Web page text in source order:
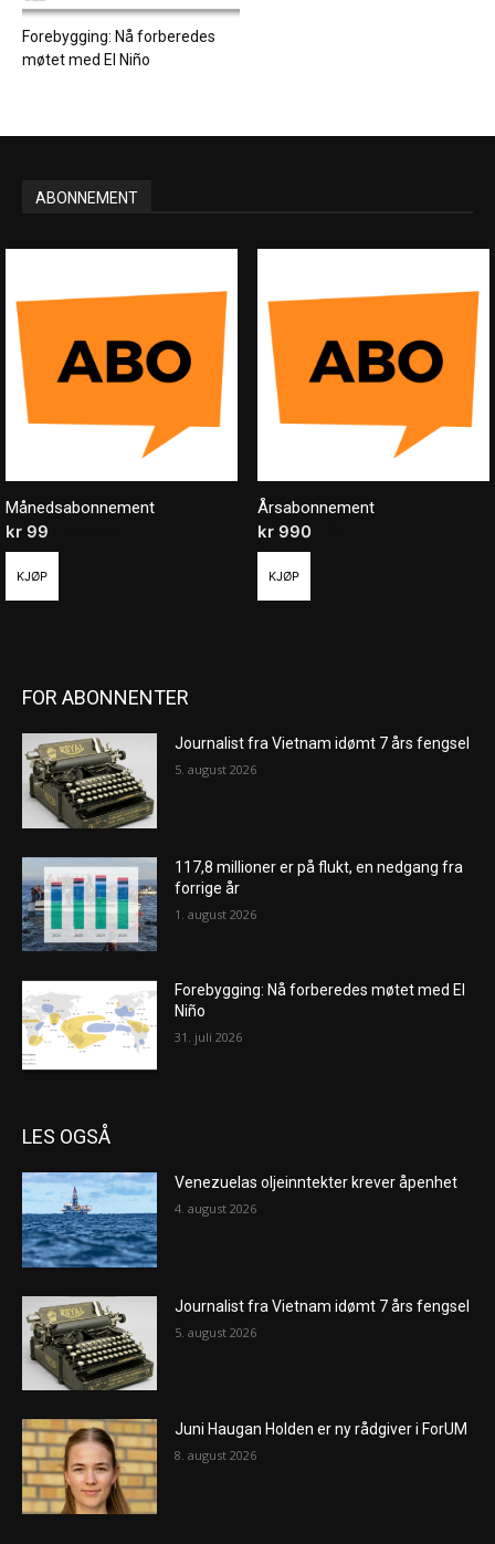
Forebygging: Nå forberedes
møtet med El Niño
ABONNEMENT
Månedsabonnement
kr 99
KJØP
Årsabonnement
kr990
KJØP
FOR ABONNENTER
Journalist fra Vietnam idømt 7 års fengsel
5. august 2026
117,8 millioner er på flukt, en nedgang fra
forrige år
1. august 2026
Forebygging: Nå forberedes møtet med El
Niño
31. juli 2026
LES OGSÅ
Venezuelas oljeinntekter krever åpenhet
4. august 2026
Journalist fra Vietnam idømt 7 års fengsel
5. august 2026
Juni Haugan Holden er ny rådgiver i ForUM
8. august 2026